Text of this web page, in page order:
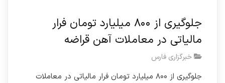
جلوگیری از ۸۰۰ میلیارد تومان فرار
مالیاتی در معاملات آهن قراضه
خبرگزاری فارس
جلوگیری از ۸۰۰ میلیارد تومان فرار مالیاتی در معاملات